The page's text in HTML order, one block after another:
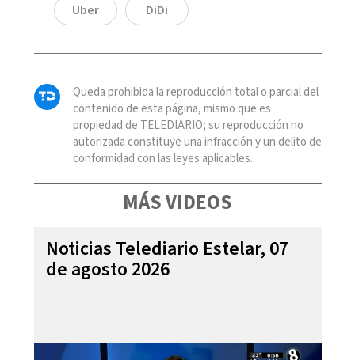
Uber DiDi
Queda prohibida la reproducción total o parcial del
contenido de esta página, mismo que es
propiedad de TELEDIARIO; su reproducción no
autorizada constituye una infracción y un delito de
conformidad con las leyes aplicables.
MÁS VIDEOS
Noticias Telediario Estelar, 07
de agosto 2026